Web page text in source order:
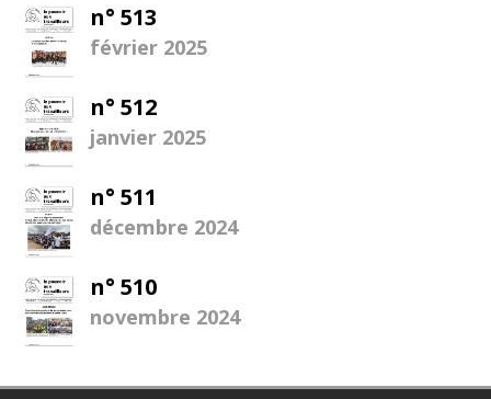
n° 513
février 2025
n° 512
janvier 2025
n° 511
décembre 2024
n° 510
novembre 2024